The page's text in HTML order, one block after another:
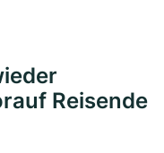
Reisende